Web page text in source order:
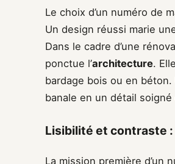
Le choix d’un numéro de
Un design réussi marie
Dans le cadre d’une
ponctue l’architecture.
bardage bois ou en
banale en un détail
Lisibilité et contraste :
La mission première d’un